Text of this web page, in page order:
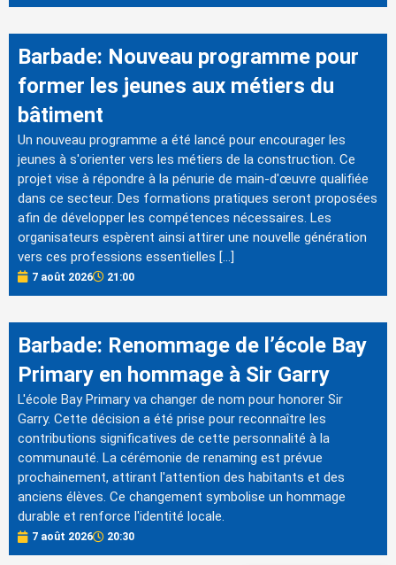
Barbade: Nouveau programme pour
former les jeunes aux métiers du
bâtiment
Un nouveau programme a été lancé pour encourager les
jeunes à s'orienter vers les métiers de la construction. Ce
projet vise à répondre à la pénurie de main-d'œuvre qualifiée
dans ce secteur. Des formations pratiques seront proposées
afin de développer les compétences nécessaires. Les
organisateurs espèrent ainsi attirer une nouvelle génération
vers ces professions essentielles […]
7 août 2026 21:00
Barbade: Renommage de l’école Bay
Primary en hommage à Sir Garry
L'école Bay Primary va changer de nom pour honorer Sir
Garry. Cette décision a été prise pour reconnaître les
contributions significatives de cette personnalité à la
communauté. La cérémonie de renaming est prévue
prochainement, attirant l'attention des habitants et des
anciens élèves. Ce changement symbolise un hommage
durable et renforce l'identité locale.
7 août 2026 20:30